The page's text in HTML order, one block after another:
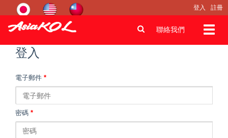
登入 註冊
聯絡我們
登入
電子郵件 *
密碼 *